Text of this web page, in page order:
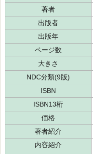
著者
出版者
出版年
ページ数
大きさ
NDC分類(9版)
ISBN
ISBN13桁
価格
著者紹介
内容紹介